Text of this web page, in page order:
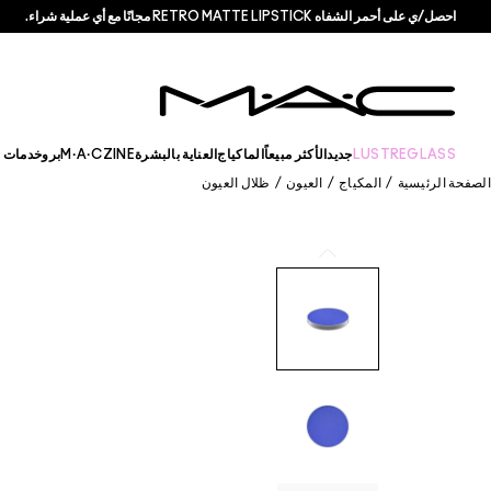
احصل/ي على أحمر الشفاه RETRO MATTE LIPSTICK مجانًا مع أي عملية شراء.
LUSTREGLASS جديدالأكثر مبيعاً الماكياج العناية بالبشرةM·A·CZINEبروخدمات
الصفحة الرئيسية / المكياج / العيون / ظلال العيون